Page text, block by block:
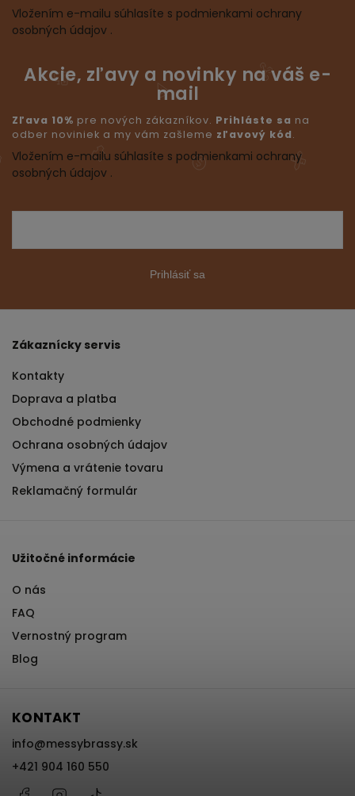
Vložením e-mailu súhlasíte s podmienkami ochrany
osobných údajov .
Akcie, zľavy a novinky na váš e-
mail
Zľava 10% pre nových zákazníkov. Prihláste sa na
odber noviniek a my vám zašleme zľavový kód.
Vložením e-mailu súhlasíte s podmienkami ochrany
osobných údajov .
Prihlásiť sa
Zákaznícky servis
Kontakty
Doprava a platba
Obchodné podmienky
Ochrana osobných údajov
Výmena a vrátenie tovaru
Reklamačný formulár
Užitočné informácie
O nás
FAQ
Vernostný program
Blog
KONTAKT
info@messybrassy.sk
+421 904 160 550
FacebookInstagram